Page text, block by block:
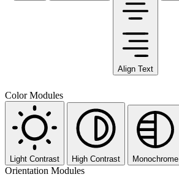
Align Text
Color Modules
Light Contrast High Contrast Monochrome
Orientation Modules